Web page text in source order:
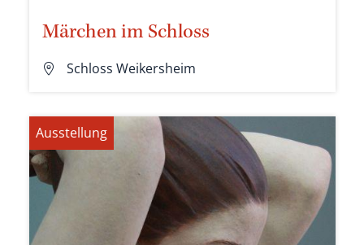
Märchen im Schloss
Schloss Weikersheim
Ausstellung